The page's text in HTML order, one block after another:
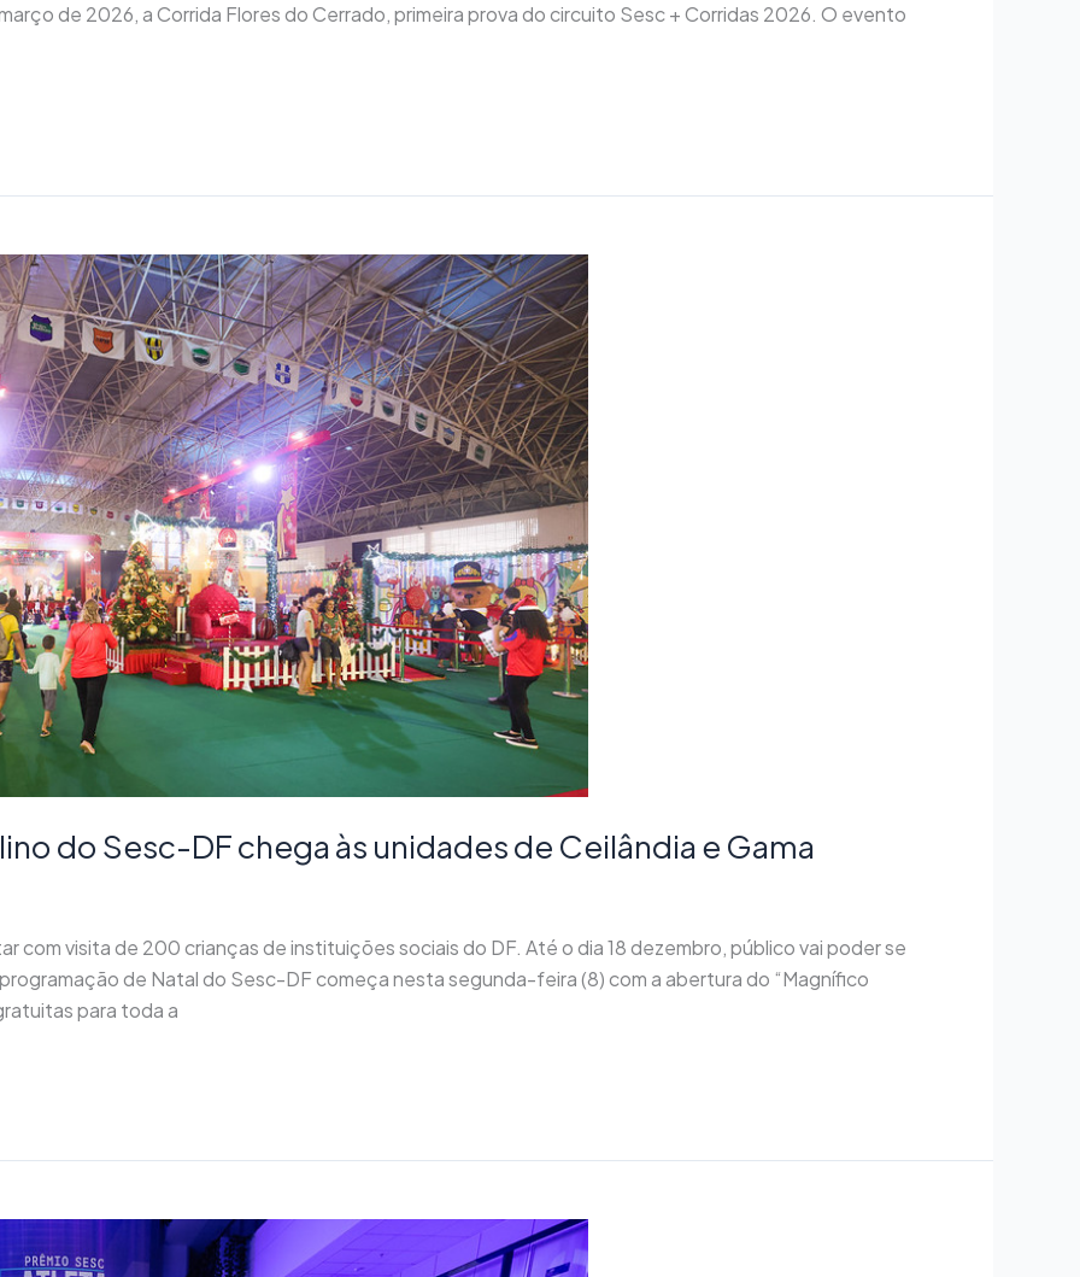
de 2026, a Corrida Flores do Cerrado, primeira prova do circuito Sesc + Corridas 2026. O evento
do Sesc-DF chega às unidades de Ceilândia e Gama
com visita de 200 crianças de instituições sociais do DF. Até o dia 18 dezembro, público vai poder se
de Natal do Sesc-DF começa nesta segunda-feira (8) com a abertura do “Magnífico
para toda a